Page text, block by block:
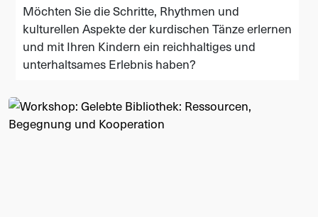
Möchten Sie die Schritte, Rhythmen und
kulturellen Aspekte der kurdischen Tänze erlernen
und mit Ihren Kindern ein reichhaltiges und
unterhaltsames Erlebnis haben?